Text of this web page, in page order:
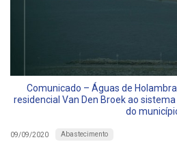
Comunicado – Águas de
residencial Van Den Broek ao
do
09/09/2020 Abastecimento